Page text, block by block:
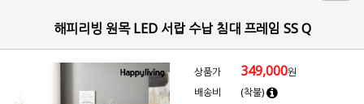
해피리빙 원목 LED 서랍 수납 침대 프레임 SS Q
상품가 349,000원
배송비
(착불)